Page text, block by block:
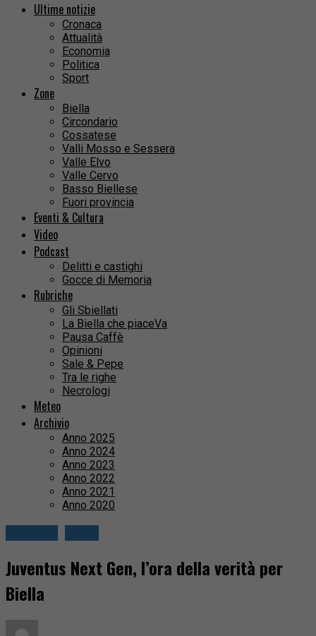
Ultime notizie
Cronaca
Attualità
Economia
Politica
Sport
Zone
Biella
Circondario
Cossatese
Valli Mosso e Sessera
Valle Elvo
Valle Cervo
Basso Biellese
Fuori provincia
Eventi & Cultura
Video
Podcast
Delitti e castighi
Gocce di Memoria
Rubriche
Gli Sbiellati
La Biella che piaceVa
Pausa Caffè
Opinioni
Sale & Pepe
Tra le righe
Necrologi
Meteo
Archivio
Anno 2025
Anno 2024
Anno 2023
Anno 2022
Anno 2021
Anno 2020
Juventus Next Gen, l’ora della verità per
Biella